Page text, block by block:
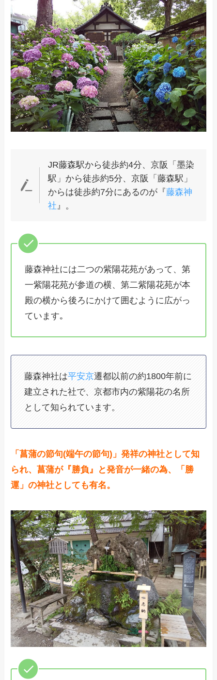
JR藤森駅から徒歩約4分、京阪「墨染
駅」から徒歩約5分、京阪「藤森駅」
からは徒歩約7分にあるのが『藤森神
社 』。
藤森神社には二つの紫陽花苑があって、第
一紫陽花苑が参道の横、第二紫陽花苑が本
殿の横から後ろにかけて囲むように広がっ
ています｡
藤森神社は平安京遷都以前の約1800年前に
建立された社で、京都市内の紫陽花の名所
として知られています。
「菖蒲の節句(端午の節句)」発祥の神社として知
られ、菖蒲が『勝負 』と発音が一緒の為、「勝
運」の神社としても有名。